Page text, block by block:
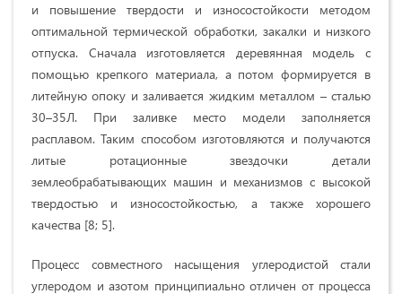
и повышение твердости и износостойкости методом
оптимальной термической обработки, закалки и низкого
отпуска. Сначала изготовляется деревянная модель с
помощью крепкого материала, а потом формируется в
литейную опоку и заливается жидким металлом – сталью
30–35Л. При заливке место модели заполняется
расплавом. Таким способом изготовляются и получаются
литые ротационные звездочки детали
землеобрабатывающих машин и механизмов с высокой
твердостью и износостойкостью, а также хорошего
качества [8; 5].
Процесс совместного насыщения углеродистой стали
углеродом и азотом принципиально отличен от процесса